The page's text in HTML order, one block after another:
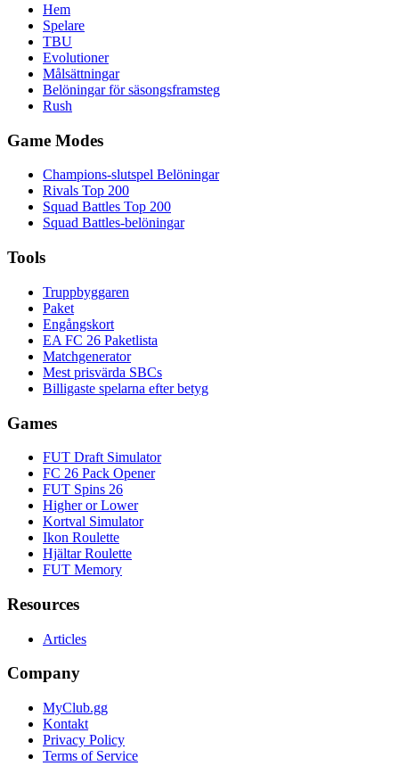
Hem
Spelare
TBU
Evolutioner
Målsättningar
Belöningar för säsongsframsteg
Rush
Game Modes
Champions-slutspel Belöningar
Rivals Top 200
Squad Battles Top 200
Squad Battles-belöningar
Tools
Truppbyggaren
Paket
Engångskort
EA FC 26 Paketlista
Matchgenerator
Mest prisvärda SBCs
Billigaste spelarna efter betyg
Games
FUT Draft Simulator
FC 26 Pack Opener
FUT Spins 26
Higher or Lower
Kortval Simulator
Ikon Roulette
Hjältar Roulette
FUT Memory
Resources
Articles
Company
MyClub.gg
Kontakt
Privacy Policy
Terms of Service